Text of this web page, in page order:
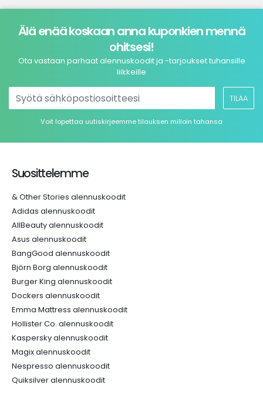
Älä enää koskaan anna kuponkien mennä
ohitsesi!
Ota vastaan parhaat alennuskoodit ja -tarjoukset tuhansille
liikkeille
TILAA
Voit lopettaa uutiskirjeemme tilauksen milloin tahansa
Suosittelemme
& Other Stories alennuskoodit
Adidas alennuskoodit
AllBeauty alennuskoodit
Asus alennuskoodit
BangGood alennuskoodit
Björn Borg alennuskoodit
Burger King alennuskoodit
Dockers alennuskoodit
Emma Mattress alennuskoodit
Hollister Co. alennuskoodit
Kaspersky alennuskoodit
Magix alennuskoodit
Nespresso alennuskoodit
Quiksilver alennuskoodit